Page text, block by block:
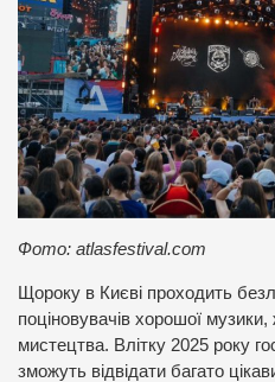
Фото: atlasfestival.com
Щороку в Києві проходить
поціновувачів хорошої
мистецтва. Влітку 2025 року
зможуть відвідати багато